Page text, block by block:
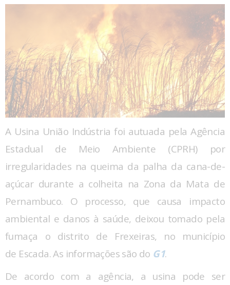
A Usina União Indústria foi autuada pela Agência
Estadual de Meio Ambiente (CPRH) por
irregularidades na queima da palha da cana-de-
açúcar durante a colheita na Zona da Mata de
Pernambuco. O processo, que causa impacto
ambiental e danos à saúde, deixou tomado pela
fumaça o distrito de Frexeiras, no município
de Escada. As informações são do G1.
De acordo com a agência, a usina pode ser